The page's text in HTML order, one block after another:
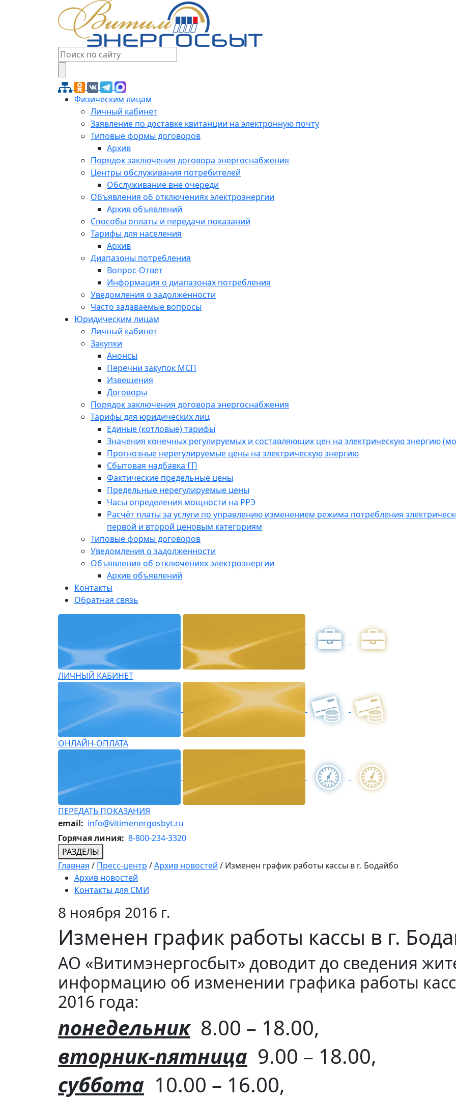
Физическим лицам
Личный кабинет
Заявление по доставке квитанции на электронную почту
Типовые формы договоров
Архив
Порядок заключения договора энергоснабжения
Центры обслуживания потребителей
Обслуживание вне очереди
Объявления об отключениях электроэнергии
Архив объявлений
Способы оплаты и передачи показаний
Тарифы для населения
Архив
Диапазоны потребления
Вопрос-Ответ
Информация о диапазонах потребления
Уведомления о задолженности
Часто задаваемые вопросы
Юридическим лицам
Личный кабинет
Закупки
Анонсы
Перечни закупок МСП
Извещения
Договоры
Порядок заключения договора энергоснабжения
Тарифы для юридических лиц
Единые (котловые) тарифы
Значения конечных регулируемых и составляющих цен на электрическую энергию
Прогнозные нерегулируемые цены на электрическую энергию
Сбытовая надбавка ГП
Фактические предельные цены
Предельные нерегулируемые цены
Часы определения мощности на РРЭ
Расчёт платы за услуги по управлению изменением режима потребления
первой и второй ценовым категориям
Типовые формы договоров
Уведомления о задолженности
Объявления об отключениях электроэнергии
Архив объявлений
Контакты
Обратная связь
ЛИЧНЫЙ КАБИНЕТ
ОНЛАЙН-ОПЛАТА
ПЕРЕДАТЬ ПОКАЗАНИЯ
email: info@vitimenergosbyt.ru
Горячая линия: 8-800-234-3320
РАЗДЕЛЫ
Главная / Пресс-центр /Архив новостей / Изменен график работы кассы в г. Бодайбо
Архив новостей
Контакты для СМИ
8 ноября 2016 г.
Изменен график работы кассы в г.
АО «Витимэнергосбыт» доводит до сведения
информацию об изменении графика работы
2016 года:
понедельник8.00 – 18.00,
вторник-пятница 9.00 – 18.00,
суббота 10.00 – 16.00,